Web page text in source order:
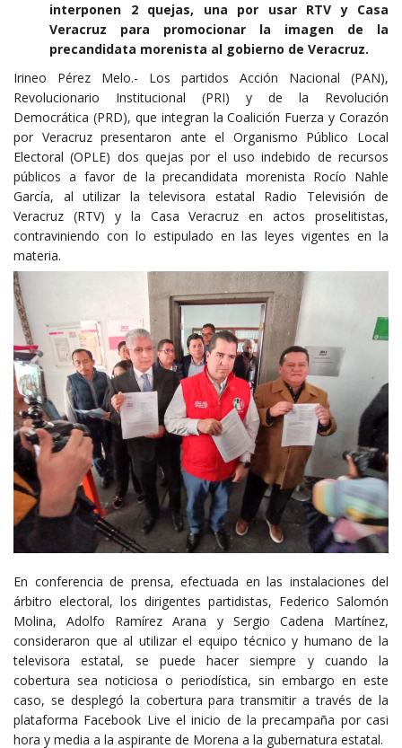
interponen 2 quejas, una por usar RTV y Casa
Veracruz para promocionar la imagen de la
precandidata morenista al gobierno de Veracruz.
Irineo Pérez Melo.- Los partidos Acción Nacional (PAN),
Revolucionario Institucional (PRI) y de la Revolución
Democrática (PRD), que integran la Coalición Fuerza y Corazón
por Veracruz presentaron ante el Organismo Público Local
Electoral (OPLE) dos quejas por el uso indebido de recursos
públicos a favor de la precandidata morenista Rocío Nahle
García, al utilizar la televisora estatal Radio Televisión de
Veracruz (RTV) y la Casa Veracruz en actos proselitistas,
contraviniendo con lo estipulado en las leyes vigentes en la
materia.
En conferencia de prensa, efectuada en las instalaciones del
árbitro electoral, los dirigentes partidistas, Federico Salomón
Molina, Adolfo Ramírez Arana y Sergio Cadena Martínez,
consideraron que al utilizar el equipo técnico y humano de la
televisora estatal, se puede hacer siempre y cuando la
cobertura sea noticiosa o periodística, sin embargo en este
caso, se desplegó la cobertura para transmitir a través de la
plataforma Facebook Live el inicio de la precampaña por casi
hora y media a la aspirante de Morena a la gubernatura estatal.